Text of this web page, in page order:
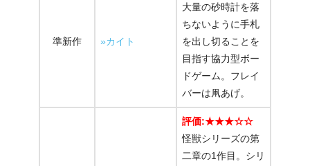
準新作 »カイト
大量の砂時計を落
ちないように手札
を出し切ることを
目指す協力型ボー
ドゲーム。フレイ
バーは凧あげ。
評価:★★★☆☆
怪獣シリーズの第
二章の1作目。シリ